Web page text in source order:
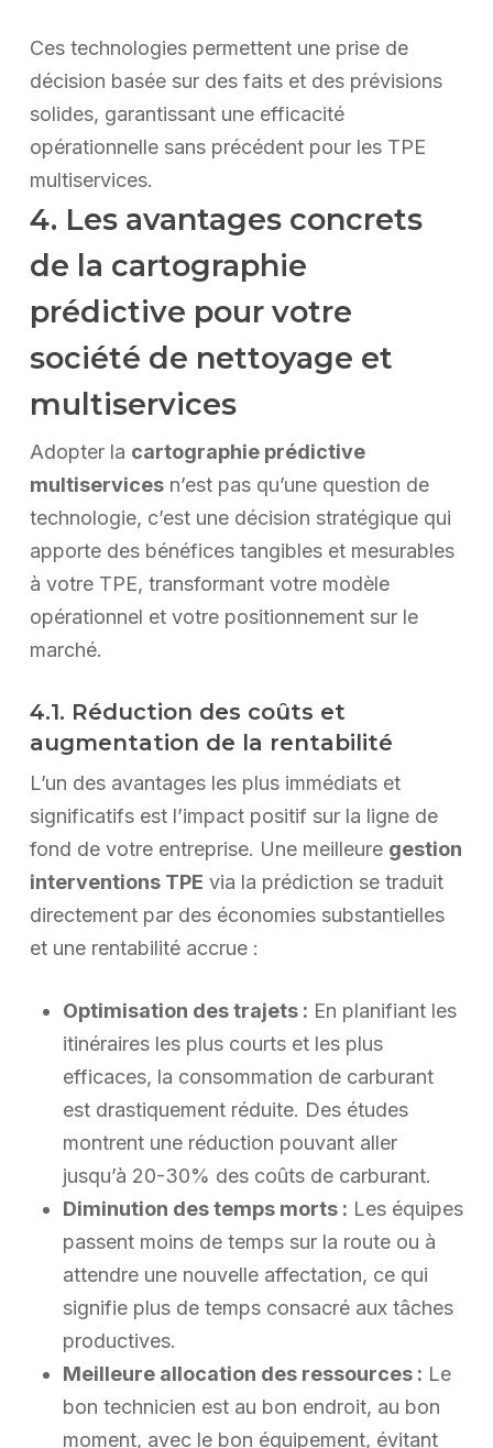
Ces technologies permettent une prise de
décision basée sur des faits et des prévisions
solides, garantissant une efficacité
opérationnelle sans précédent pour les TPE
multiservices.
4. Les avantages concrets
de la cartographie
prédictive pour votre
société de nettoyage et
multiservices
Adopter la cartographie prédictive
multiservicesn’est pas qu’une question de
technologie, c’est une décision stratégique qui
apporte des bénéfices tangibles et mesurables
à votre TPE, transformant votre modèle
opérationnel et votre positionnement sur le
marché.
4.1. Réduction des coûts et
augmentation de la rentabilité
L’un des avantages les plus immédiats et
significatifs est l’impact positif sur la ligne de
fond de votre entreprise. Une meilleure gestion
interventions TPE via la prédiction se traduit
directement par des économies substantielles
et une rentabilité accrue :
Optimisation des trajets : En planifiant les
itinéraires les plus courts et les plus
efficaces, la consommation de carburant
est drastiquement réduite. Des études
montrent une réduction pouvant aller
jusqu’à 20-30% des coûts de carburant.
Diminution des temps morts : Les équipes
passent moins de temps sur la route ou à
attendre une nouvelle affectation, ce qui
signifie plus de temps consacré aux tâches
productives.
Meilleure allocation des ressources : Le
bon technicien est au bon endroit, au bon
moment, avec le bon équipement, évitant